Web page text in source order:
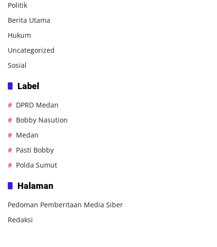
Politik
Berita Utama
Hukum
Uncategorized
Sosial
Label
DPRD Medan
Bobby Nasution
Medan
Pasti Bobby
Polda Sumut
Halaman
Pedoman Pemberitaan Media Siber
Redaksi